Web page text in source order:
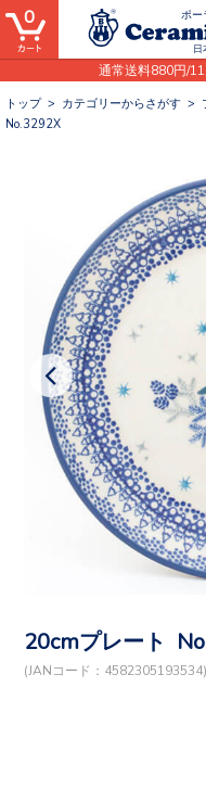
ポー
日
通常送料880円/
0
トップ> カテゴリーからさがす >
No.3292X
20cmプレート
(JANコード：4582305193534)